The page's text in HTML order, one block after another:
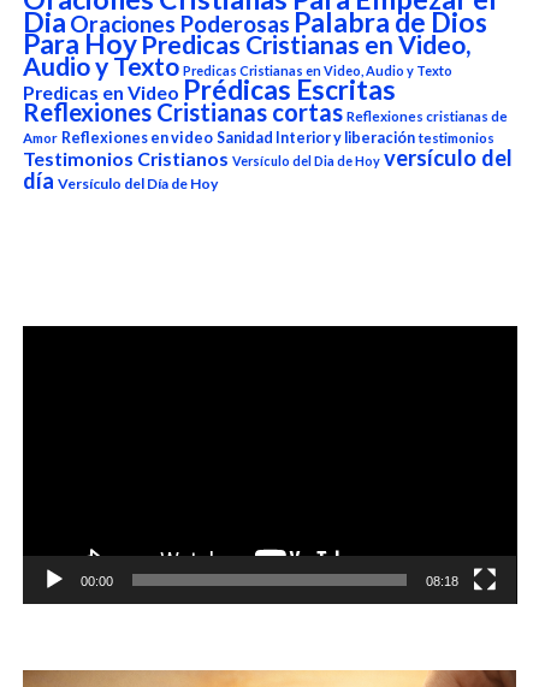
DiaOraciones Poderosas Palabra de Dios
Para Hoy Predicas Cristianas en Video,
Audio y Texto Predicas Cristianas en Video, Audio y Texto
Predicas en Video Prédicas Escritas
Reflexiones Cristianas cortas Reflexiones cristianas de
Amor Reflexiones en video Sanidad Interior y liberación testimonios
Testimonios Cristianos Versículo del Dia de Hoy versículo del
día Versículo del Día de Hoy
Reproductor
00:00 08:18